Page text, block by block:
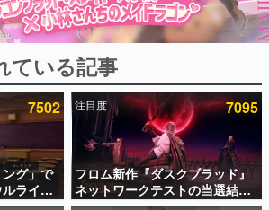
プ
ている記事ランキング
ている記事
7502
グ」で
ライク
はソウ
注目度 7095
フロム新作『ダスクブラッド』
ネットワークテストの当選結果
が8月7日22時に発表。応募サイ